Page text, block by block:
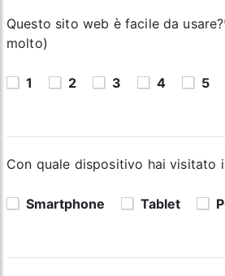
Questo sito web è facile da
molto)
1 2 3 4 5
Con quale dispositivo hai visitato
Smartphone Tablet